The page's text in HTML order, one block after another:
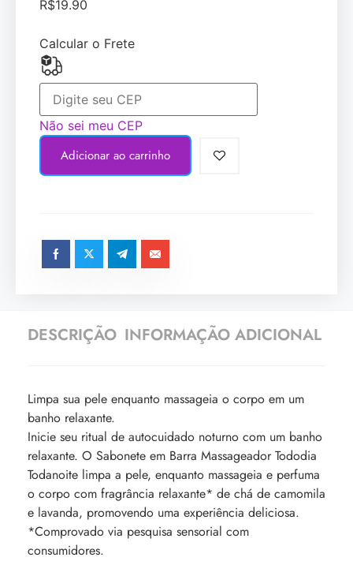
R$19.90
Calcular o Frete
Não sei meu CEP
Adicionar ao carrinho
DESCRIÇÃO INFORMAÇÃO ADICIONAL
Limpa sua pele enquanto massageia o corpo em um
banho relaxante.
Inicie seu ritual de autocuidado noturno com um banho
relaxante. O Sabonete em Barra Massageador Tododia
Todanoite limpa a pele, enquanto massageia e perfuma
o corpo com fragrância relaxante* de chá de camomila
e lavanda, promovendo uma experiência deliciosa.
*Comprovado via pesquisa sensorial com
consumidores.